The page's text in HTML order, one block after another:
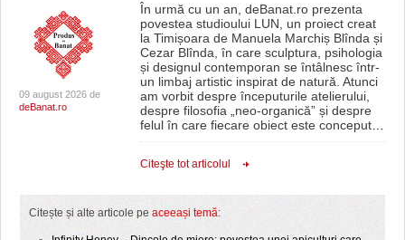
09 august 2026 de
deBanat.ro
În urmă cu un an, deBanat.ro prezenta
povestea studioului LUN, un proiect creat
la Timișoara de Manuela Marchiș Blînda și
Cezar Blînda, în care sculptura, psihologia
și designul contemporan se întâlnesc într-
un limbaj artistic inspirat de natură. Atunci
am vorbit despre începuturile atelierului,
despre filosofia „neo-organică” și despre
felul în care fiecare obiect este conceput…
Citeşte tot articolul
Citește și alte articole pe aceeași temă: